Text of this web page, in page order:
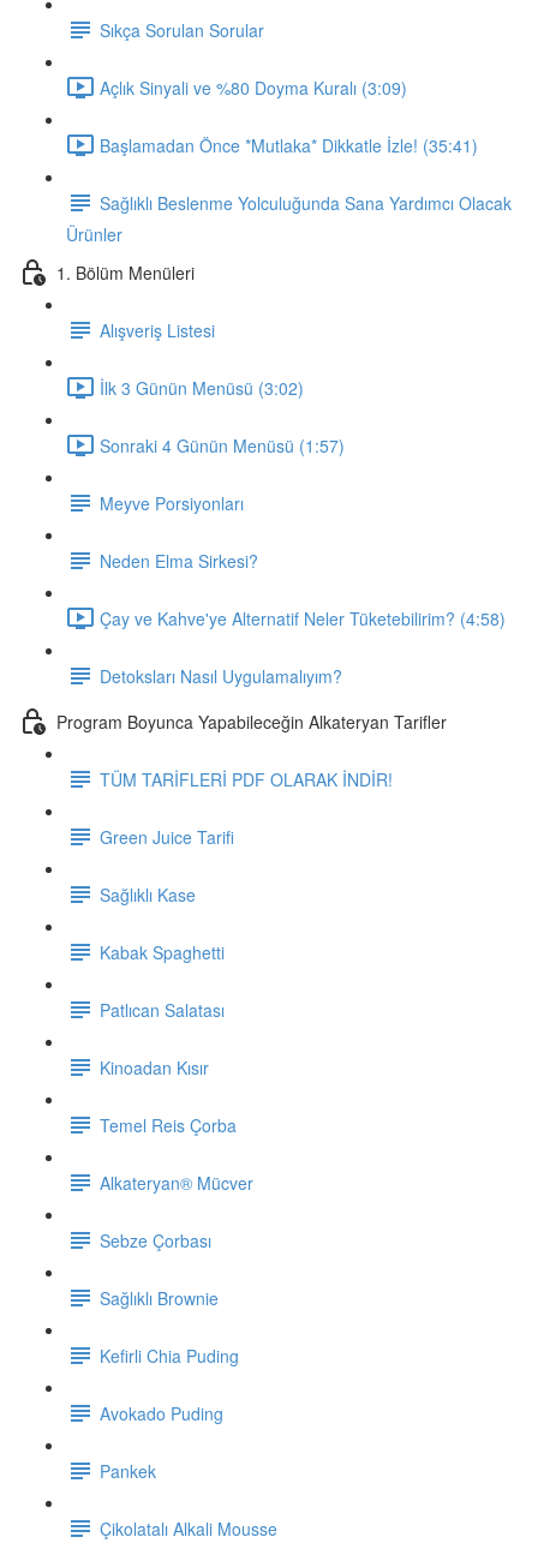
Sıkça Sorulan Sorular
Açlık Sinyali ve %80 Doyma Kuralı (3:09)
Başlamadan Önce *Mutlaka* Dikkatle İzle! (35:41)
Sağlıklı Beslenme Yolculuğunda Sana Yardımcı Olacak
Ürünler
1. Bölüm Menüleri
Alışveriş Listesi
İlk 3 Günün Menüsü (3:02)
Sonraki 4 Günün Menüsü (1:57)
Meyve Porsiyonları
Neden Elma Sirkesi?
Çay ve Kahve'ye Alternatif Neler Tüketebilirim? (4:58)
Detoksları Nasıl Uygulamalıyım?
Program Boyunca Yapabileceğin Alkateryan Tarifler
TÜM TARİFLERİ PDF OLARAK İNDİR!
Green Juice Tarifi
Sağlıklı Kase
Kabak Spaghetti
Patlıcan Salatası
Kinoadan Kısır
Temel Reis Çorba
Alkateryan® Mücver
Sebze Çorbası
Sağlıklı Brownie
Kefirli Chia Puding
Avokado Puding
Pankek
Çikolatalı Alkali Mousse